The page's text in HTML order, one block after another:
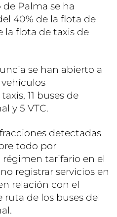
Palma se ha
40% de la flota de
la flota de taxis de
se han abierto a
11 buses de
y 5 VTC.
detectadas
todo por
tarifario en el
registrar servicios en
relación con el
ruta de los buses del